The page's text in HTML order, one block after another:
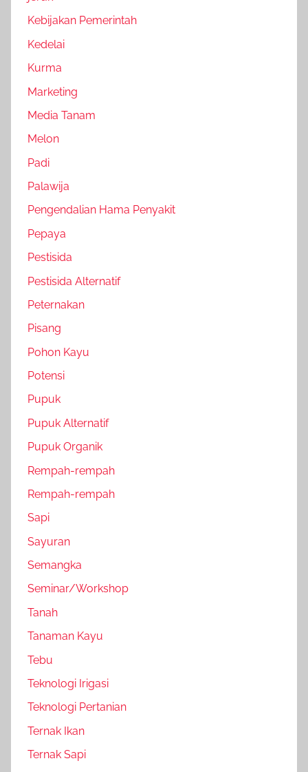
Kebijakan Pemerintah
Kedelai
Kurma
Marketing
Media Tanam
Melon
Padi
Palawija
Pengendalian Hama Penyakit
Pepaya
Pestisida
Pestisida Alternatif
Peternakan
Pisang
Pohon Kayu
Potensi
Pupuk
Pupuk Alternatif
Pupuk Organik
Rempah-rempah
Rempah-rempah
Sapi
Sayuran
Semangka
Seminar/Workshop
Tanah
Tanaman Kayu
Tebu
Teknologi Irigasi
Teknologi Pertanian
Ternak Ikan
Ternak Sapi